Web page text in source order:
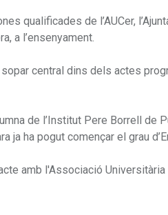
qualificades de l’AUCer,
a l’ensenyament.
central dins dels actes
de l’Institut Pere Borrell de
ja ha pogut començar el grau
amb l'Associació